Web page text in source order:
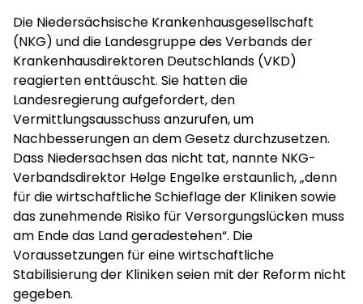
Die Niedersächsische Krankenhausgesellschaft
(NKG) und die Landesgruppe des Verbands der
Krankenhausdirektoren Deutschlands (VKD)
reagierten enttäuscht. Sie hatten die
Landesregierung aufgefordert, den
Vermittlungsausschuss anzurufen, um
Nachbesserungen an dem Gesetz durchzusetzen.
Dass Niedersachsen das nicht tat, nannte NKG-
Verbandsdirektor Helge Engelke erstaunlich, „denn
für die wirtschaftliche Schieflage der Kliniken sowie
das zunehmende Risiko für Versorgungslücken muss
am Ende das Land geradestehen“. Die
Voraussetzungen für eine wirtschaftliche
Stabilisierung der Kliniken seien mit der Reform nicht
gegeben.